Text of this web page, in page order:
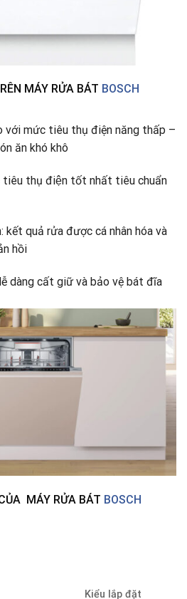
MÁY RỬA BÁT BOSCH
với mức tiêu thụ điện năng thấp –
ăn khó khô
tiêu thụ điện tốt nhất tiêu chuẩn
kết quả rửa được cá nhân hóa và
hồi
dàng cất giữ và bảo vệ bát đĩa
MÁY RỬA BÁT BOSCH
Kiểu lắp đặt